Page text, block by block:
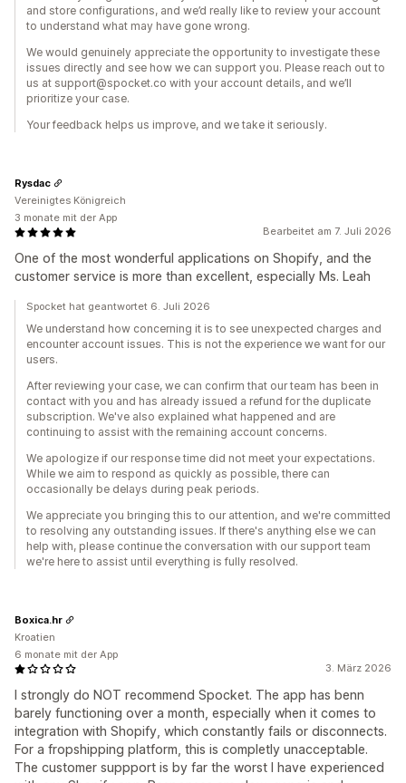
and store configurations, and we’d really like to review your account
to understand what may have gone wrong.
We would genuinely appreciate the opportunity to investigate these
issues directly and see how we can support you. Please reach out to
us at support@spocket.co with your account details, and we’ll
prioritize your case.
Your feedback helps us improve, and we take it seriously.
Bearbeitet am 7. Juli 2026
One of the most wonderful applications on Shopify, and the
customer service is more than excellent, especially Ms. Leah
Rysdac
Vereinigtes Königreich
3 monate mit der App
Spocket hat geantwortet 6. Juli 2026
We understand how concerning it is to see unexpected charges and
encounter account issues. This is not the experience we want for our
users.
After reviewing your case, we can confirm that our team has been in
contact with you and has already issued a refund for the duplicate
subscription. We've also explained what happened and are
continuing to assist with the remaining account concerns.
We apologize if our response time did not meet your expectations.
While we aim to respond as quickly as possible, there can
occasionally be delays during peak periods.
We appreciate you bringing this to our attention, and we're committed
to resolving any outstanding issues. If there's anything else we can
help with, please continue the conversation with our support team
we're here to assist until everything is fully resolved.
3. März 2026
I strongly do NOT recommend Spocket. The app has benn
barely functioning over a month, especially when it comes to
integration with Shopify, which constantly fails or disconnects.
For a fropshipping platform, this is completly unacceptable.
The customer suppport is by far the worst I have experienced
Boxica.hr
Kroatien
6 monate mit der App